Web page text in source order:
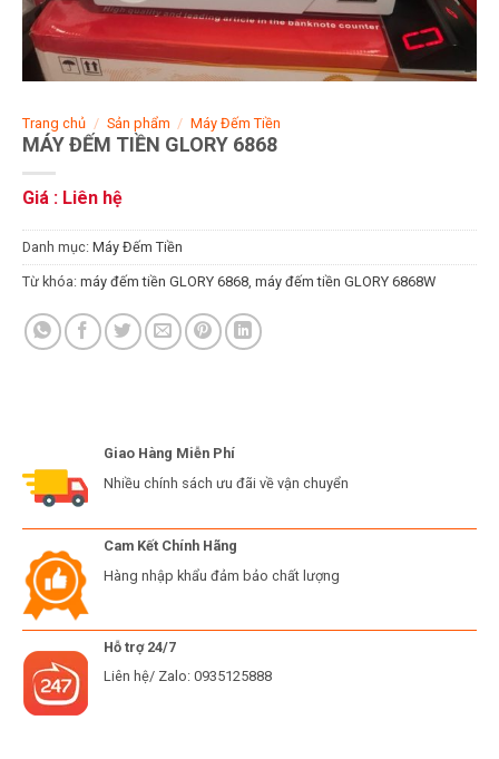
Trang chủ / Sản phẩm / Máy Đếm Tiền
MÁY ĐẾM TIỀN GLORY 6868
Giá : Liên hệ
Danh mục: Máy Đếm Tiền
Từ khóa: máy đếm tiền GLORY 6868, máy đếm tiền GLORY 6868W
Giao Hàng Miễn Phí
Nhiều chính sách ưu đãi về vận chuyển
Cam Kết Chính Hãng
Hàng nhập khẩu đảm bảo chất lượng
Hỗ trợ 24/7
Liên hệ/ Zalo: 0935125888